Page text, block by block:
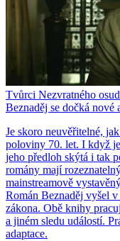
Tvůrci Nezvratného
Beznaděj se dočká nové
Je skoro neuvěřitelné,
poloviny 70. let. I když
jeho předloh skýtá i tak
romány mají
mainstreamově
Román Beznaděj vyšel
zákona. Obě knihy
a jiném sledu událostí.
adaptace.